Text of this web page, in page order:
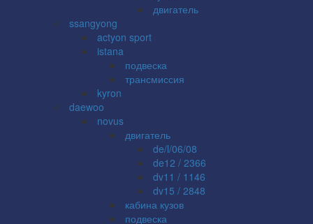
двигатель
ssangyong
actyon sport
istana
подвеска
трансмиссия
kyron
daewoo
novus
двигатель
de/l/06/08
de12 / 2366
dv11 / 1146
dv15 / 2848
кабина кузов
подвеска